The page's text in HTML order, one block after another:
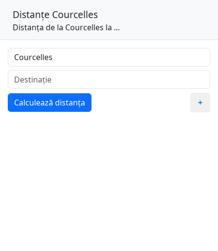
Distanțe Courcelles
Distanța de la Courcelles la ...
Calculează distanța +